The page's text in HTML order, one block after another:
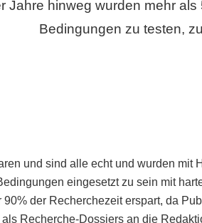
Jahre hinweg wurden mehr
Bedingungen zu testen,
und sind alle echt und wurden mit
eingesetzt zu sein mit
90% der Recherchezeit erspart, da
Recherche-Dossiers an die